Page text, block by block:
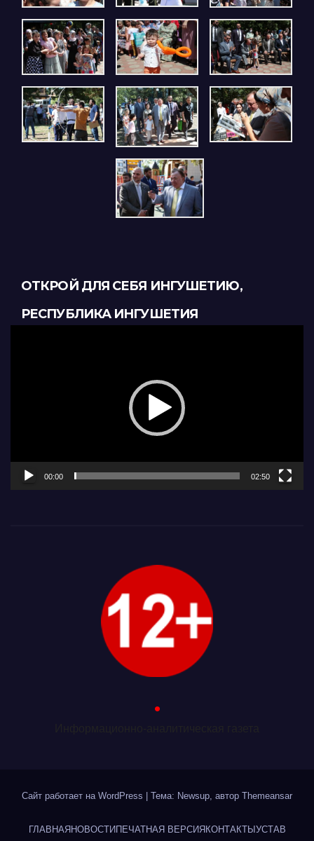
ОТКРОЙ ДЛЯ СЕБЯ ИНГУШЕТИЮ,
РЕСПУБЛИКА ИНГУШЕТИЯ
00:00 02:50
.
Сайт работает на WordPress Тема: Newsup, автор Themeansar
ГЛАВНАЯ НОВОСТИ ПЕЧАТНАЯ ВЕРСИЯ КОНТАКТЫ УСТАВ